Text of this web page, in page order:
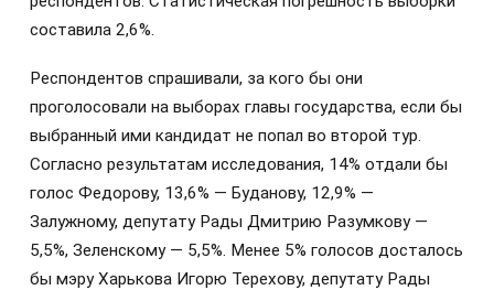
составила 2,6%.
Респондентов спрашивали, за кого бы они
проголосовали на выборах главы государства, если бы
выбранный ими кандидат не попал во второй тур.
Согласно результатам исследования, 14% отдали бы
голос Федорову, 13,6% — Буданову, 12,9% —
Залужному, депутату Рады Дмитрию Разумкову —
5,5%, Зеленскому — 5,5%. Менее 5% голосов досталось
бы мэру Харькова Игорю Терехову, депутату Рады